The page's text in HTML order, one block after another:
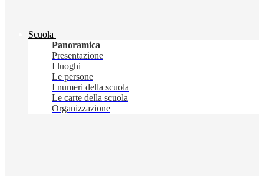
Scuola
Panoramica
Presentazione
I luoghi
Le persone
I numeri della scuola
Le carte della scuola
Organizzazione